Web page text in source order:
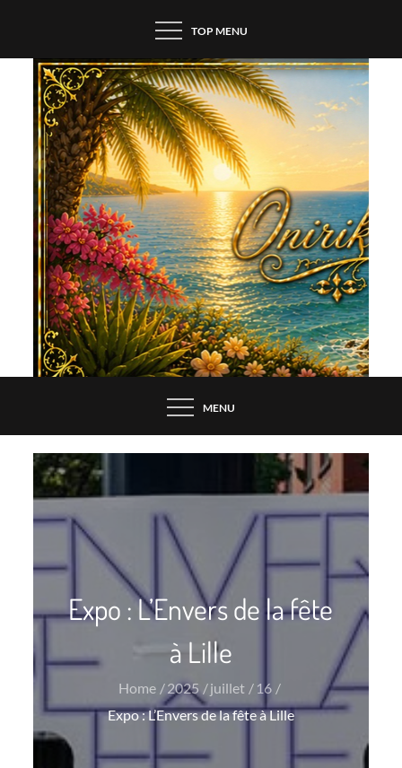
content
TOP MENU
MENU
Expo : L’Envers de la fête
à Lille
Home 2025 juillet
16
Expo : L’Envers de la fête à Lille